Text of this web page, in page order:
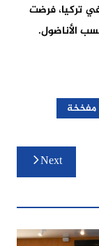
تركيا، فرضت
الأناضول.
مفخخة
Next